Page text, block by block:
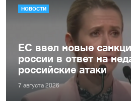
НОВОСТИ
ЕС ввел новые
россии в ответ на
российские атаки
7 августа 2026